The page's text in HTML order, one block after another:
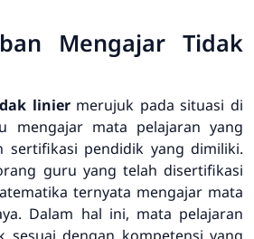
Mengajar Tidak
liniermerujuk pada situasi di
mengajar mata pelajaran yang
sertifikasi pendidik yang dimiliki.
guru yang telah disertifikasi
ternyata mengajar mata
Dalam hal ini, mata pelajaran